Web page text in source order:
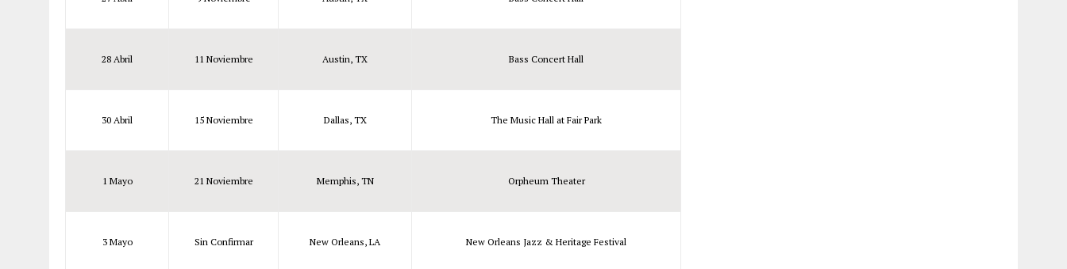
28 Abril 11 Noviembre Austin, TX Bass Concert Hall
30 Abril 15 Noviembre Dallas, TX The Music Hall at Fair Park
1 Mayo 21 Noviembre Memphis, TN Orpheum Theater
3 Mayo Sin Confirmar New Orleans, LA New Orleans Jazz & Heritage Festival